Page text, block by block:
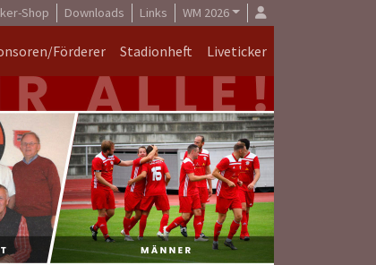
Shop Downloads Links WM 2026
Förderer Stadionheft Liveticker